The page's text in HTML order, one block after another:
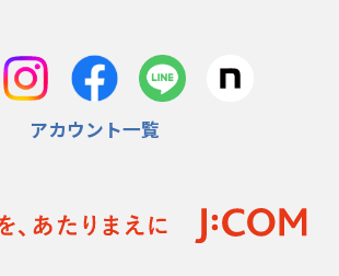
アカウント一覧